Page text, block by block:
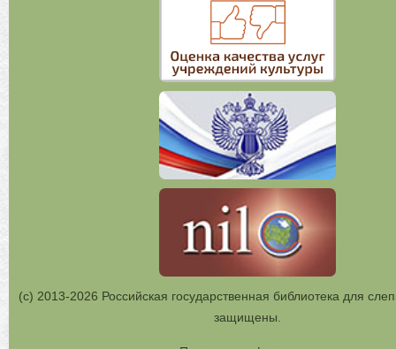
(с) 2013-2026 Российская государственная библиотека для
защищены.